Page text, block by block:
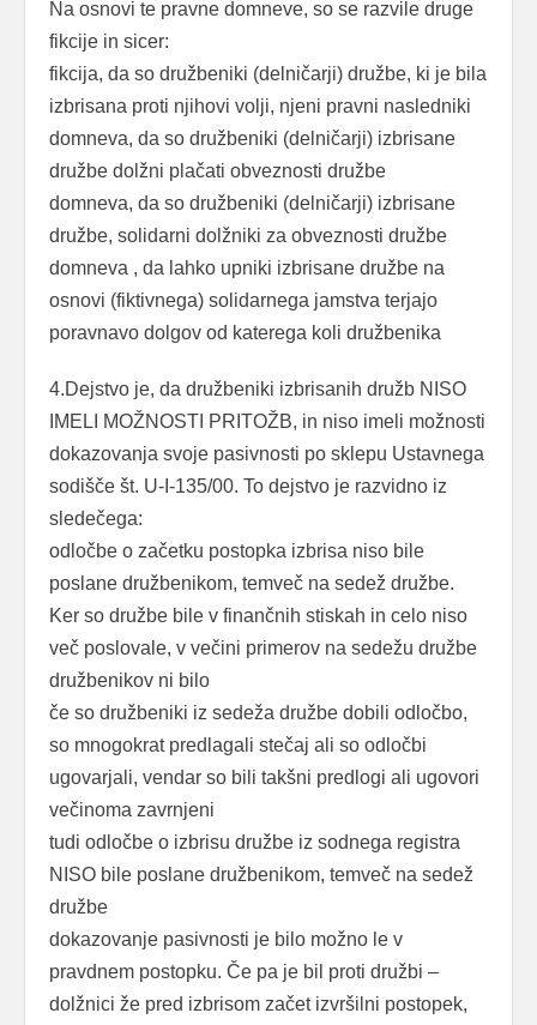
Na osnovi te pravne domneve, so se razvile druge
fikcije in sicer:
fikcija, da so družbeniki (delničarji) družbe, ki je bila
izbrisana proti njihovi volji, njeni pravni nasledniki
domneva, da so družbeniki (delničarji) izbrisane
družbe dolžni plačati obveznosti družbe
domneva, da so družbeniki (delničarji) izbrisane
družbe, solidarni dolžniki za obveznosti družbe
domneva , da lahko upniki izbrisane družbe na
osnovi (fiktivnega) solidarnega jamstva terjajo
poravnavo dolgov od katerega koli družbenika
4.Dejstvo je, da družbeniki izbrisanih družb NISO
IMELI MOŽNOSTI PRITOŽB, in niso imeli možnosti
dokazovanja svoje pasivnosti po sklepu Ustavnega
sodišče št. U-I-135/00. To dejstvo je razvidno iz
sledečega:
odločbe o začetku postopka izbrisa niso bile
poslane družbenikom, temveč na sedež družbe.
Ker so družbe bile v finančnih stiskah in celo niso
več poslovale, v večini primerov na sedežu družbe
družbenikov ni bilo
če so družbeniki iz sedeža družbe dobili odločbo,
so mnogokrat predlagali stečaj ali so odločbi
ugovarjali, vendar so bili takšni predlogi ali ugovori
večinoma zavrnjeni
tudi odločbe o izbrisu družbe iz sodnega registra
NISO bile poslane družbenikom, temveč na sedež
družbe
dokazovanje pasivnosti je bilo možno le v
pravdnem postopku. Če pa je bil proti družbi –
dolžnici že pred izbrisom začet izvršilni postopek,